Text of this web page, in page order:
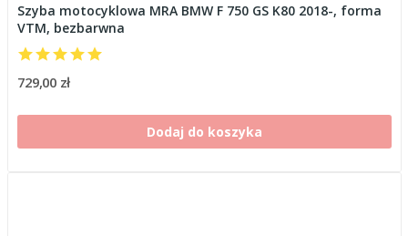
Szyba motocyklowa MRA BMW F 750 GS K80 2018-, forma
VTM, bezbarwna
729,00 zł
Dodaj do koszyka